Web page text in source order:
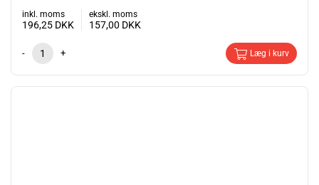
inkl. moms
196,25 DKK
ekskl. moms
157,00 DKK
- + Læg i kurv